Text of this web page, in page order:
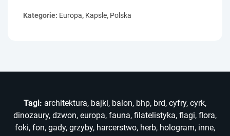
Kategorie: Europa, Kapsle, Polska
Tagi: architektura, bajki, balon, bhp, brd, cyfry, cyrk,
dinozaury, dzwon, europa, fauna, filatelistyka, flagi, flora,
foki, fon, gady, grzyby, harcerstwo, herb, hologram, inne,